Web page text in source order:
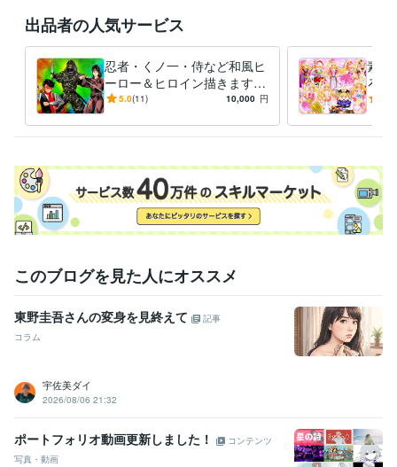
イラスト作成・漫画制作 イラスト　ロゴ　デザイン　動画　小説
ラスト　ロゴ　デザイン　動画　小説
アニメ コミック 特撮 ゲーム
出品者の人気サービス
忍者・くノ一・侍など和風ヒ
ーロー＆ヒロイン描きます
いかなるご指示でもイラスト
5.0(11) 10,000 円
素敵
ろな
ご希
このブログを見た人にオススメ
東野圭吾さんの変身を見終えて
記事
コラム
宇佐美ダイ
2026/08/06 21:32
ポートフォリオ動画更新しました！
コンテンツ
写真・動画